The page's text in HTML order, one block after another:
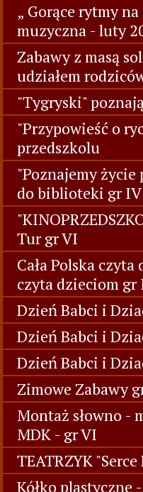
„ Gorące rytmy
muzyczna - luty
Zabawy z masą
udziałem
"Tygryski"
"Przypowieść o
przedszkolu
"Poznajemy
do biblioteki gr IV
Tur gr VI
Cała Polska
czyta dzieciom gr
Dzień Babci i
Dzień Babci i
Dzień Babci i
Zimowe Zabawy
Montaż słowno -
MDK - gr VI
TEATRZYK "Serce
Kółko plastyczne